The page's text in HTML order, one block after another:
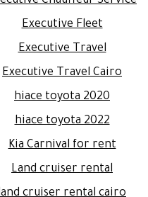
Executive Fleet
Executive Travel
Executive Travel Cairo
hiace toyota 2020
hiace toyota 2022
Kia Carnival for rent
Land cruiser rental
cruiser rental cairo